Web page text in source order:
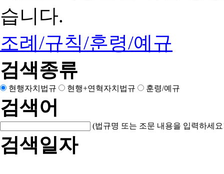
습니다.
조례/규칙/훈령/예규
검색종류
현행자치법규 현행+연혁자치법규 훈령/예규
검색어
(법규명 또는 조문 내용을 입력하세
검색일자